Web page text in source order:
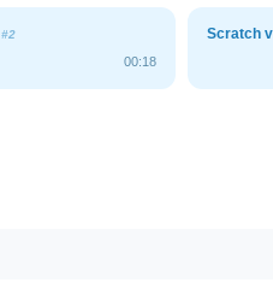
#2
00:18
Scratch